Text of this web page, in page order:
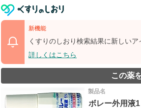
新機能
くすりのしおり検索結果に新しい
詳しくはこちら
この薬
製品名
ボレー外用液1